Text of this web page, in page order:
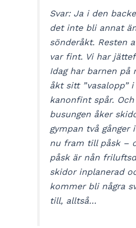
Svar: Ja i den
det inte bli annat
sönderåkt. Resten
var fint. Vi har
Idag har barnen på
åkt sitt ”vasalopp” i
kanonfint spår. Och
busungen åker
gympan två gånger
nu fram till påsk –
påsk är nån
skidor inplanerad
kommer bli några
till, alltså…